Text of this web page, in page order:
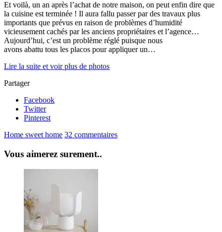
Et voilà, un an après l’achat de notre maison, on peut enfin dire que
la cuisine est terminée ! Il aura fallu passer par des travaux plus
importants que prévus en raison de problèmes d’humidité
vicieusement cachés par les anciens propriétaires et l’agence…
Aujourd’hui, c’est un problème réglé puisque nous
avons abattu tous les placos pour appliquer un…
Lire la suite et voir plus de photos
Partager
Facebook
Twitter
Pinterest
Home sweet home 32 commentaires
Vous aimerez surement..